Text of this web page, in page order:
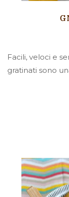
Facili, veloci e
gratinati sono